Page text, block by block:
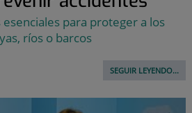
para proteger a los
ríos o barcos
SEGUIR LEYENDO...